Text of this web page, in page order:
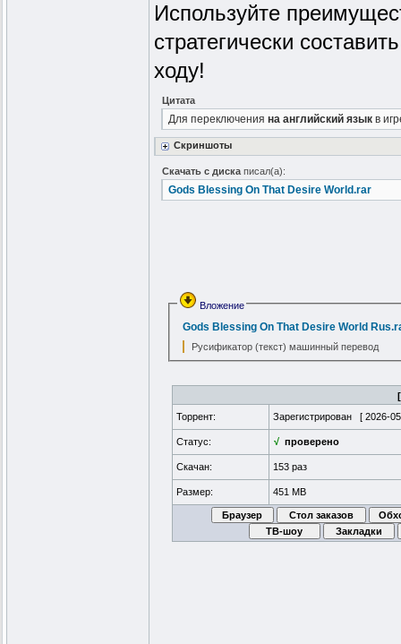
Используйте
стратегически
ходу!
Цитата
Для переключения на английский язык в
Скриншоты
Скачать с дискаписал(а):
Gods Blessing On That Desire World.rar
Вложение
Gods Blessing On That Desire World
Русификатор (текст) машинный перевод
Торрент:
Зарегистрирован [ 2026-
Статус: √ проверено
Скачан: 153 раз
Размер: 451 MB